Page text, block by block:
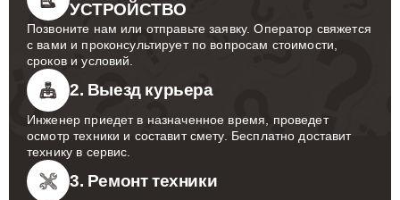
УСТРОЙСТВО
Позвоните нам или отправьте заявку. Оператор свяжется
с вами и проконсультирует по вопросам стоимости,
сроков и условий.
2. Выезд курьера
Инженер приедет в назначенное время, проведет
осмотр техники и составит смету. Бесплатно доставит
технику в сервис.
3. Ремонт техники